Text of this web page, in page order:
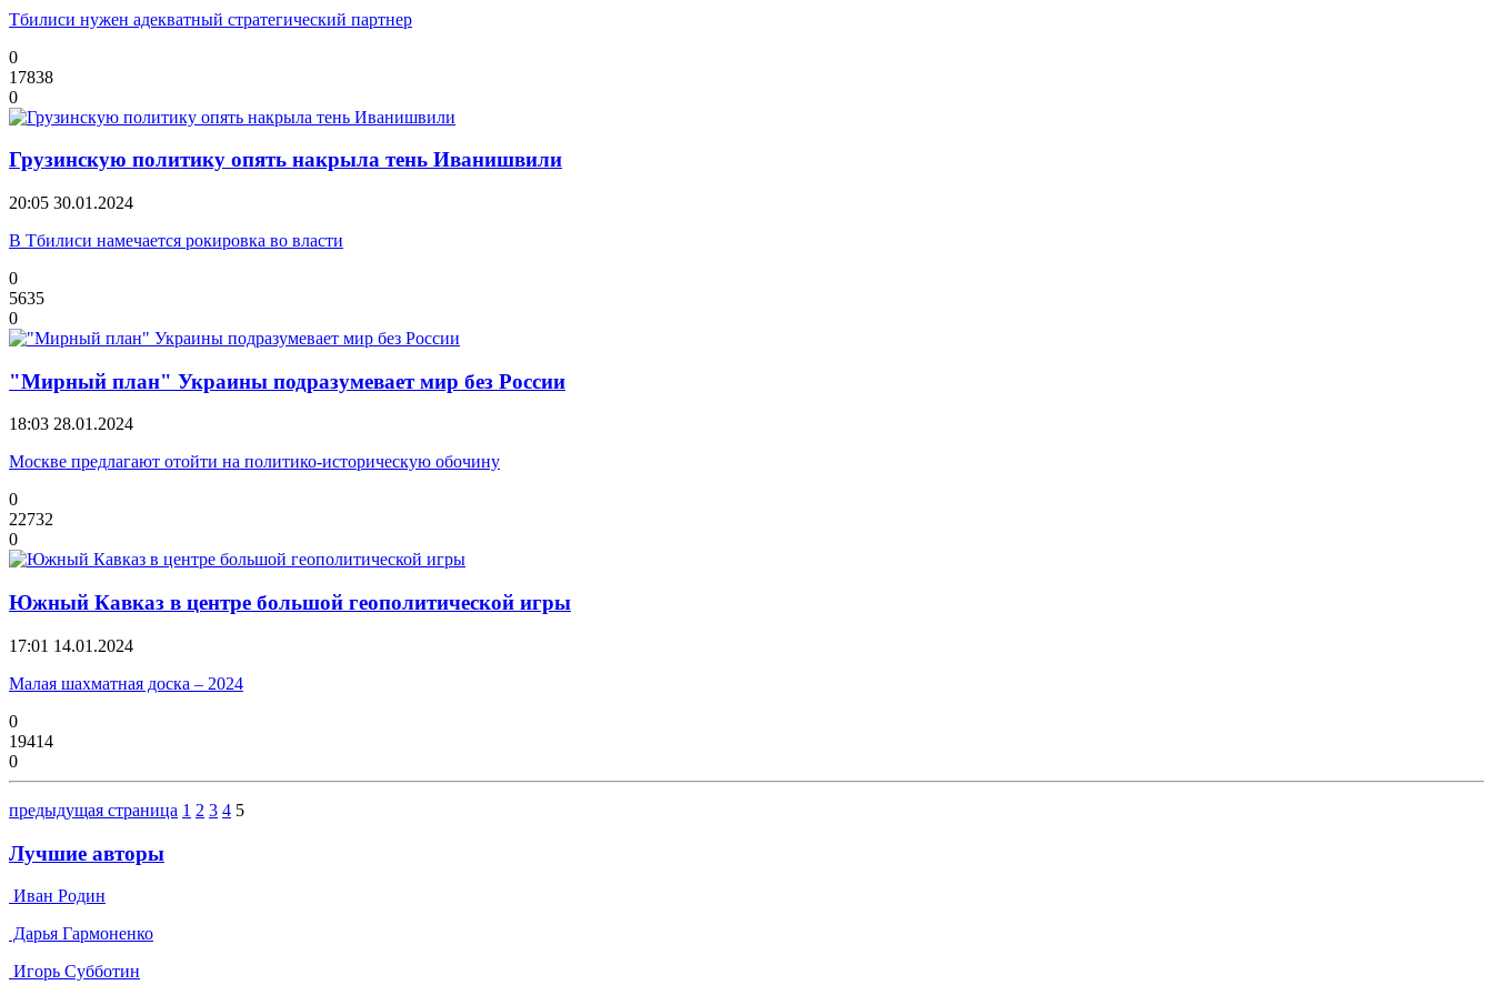
Тбилиси нужен адекватный стратегический партнер
0
17838
0
Грузинскую политику опять накрыла тень Иванишвили
20:05 30.01.2024
В Тбилиси намечается рокировка во власти
0
5635
0
"Мирный план" Украины подразумевает мир без России
18:03 28.01.2024
Москве предлагают отойти на политико-историческую обочину
0
22732
0
Южный Кавказ в центре большой геополитической игры
17:01 14.01.2024
Малая шахматная доска – 2024
0
19414
0
предыдущая страница 1 2 3 4 5
Лучшие авторы
Иван Родин
Дарья Гармоненко
Игорь Субботин